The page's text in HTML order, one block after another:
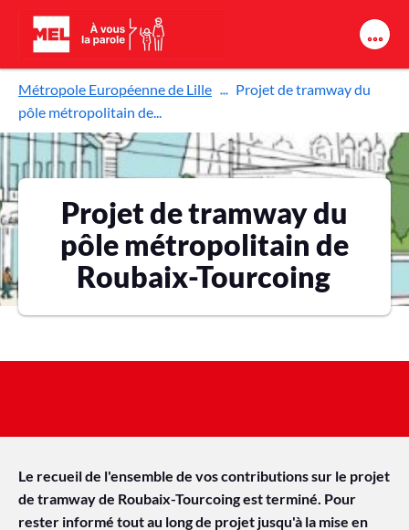
Aller au contenu principal
Métropole Européenne de Lille
Projet de tramway du
pôle métropolitain de...
Projet de tramway du
pôle métropolitain de
Roubaix-Tourcoing
Le recueil de l'ensemble de vos contributions sur le projet
de tramway de Roubaix-Tourcoing est terminé. Pour
rester informé tout au long de projet jusqu'à la mise en